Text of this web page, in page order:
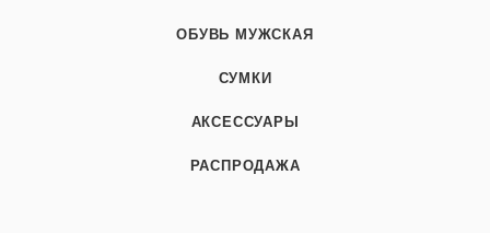
ОБУВЬ МУЖСКАЯ
СУМКИ
АКСЕССУАРЫ
РАСПРОДАЖА